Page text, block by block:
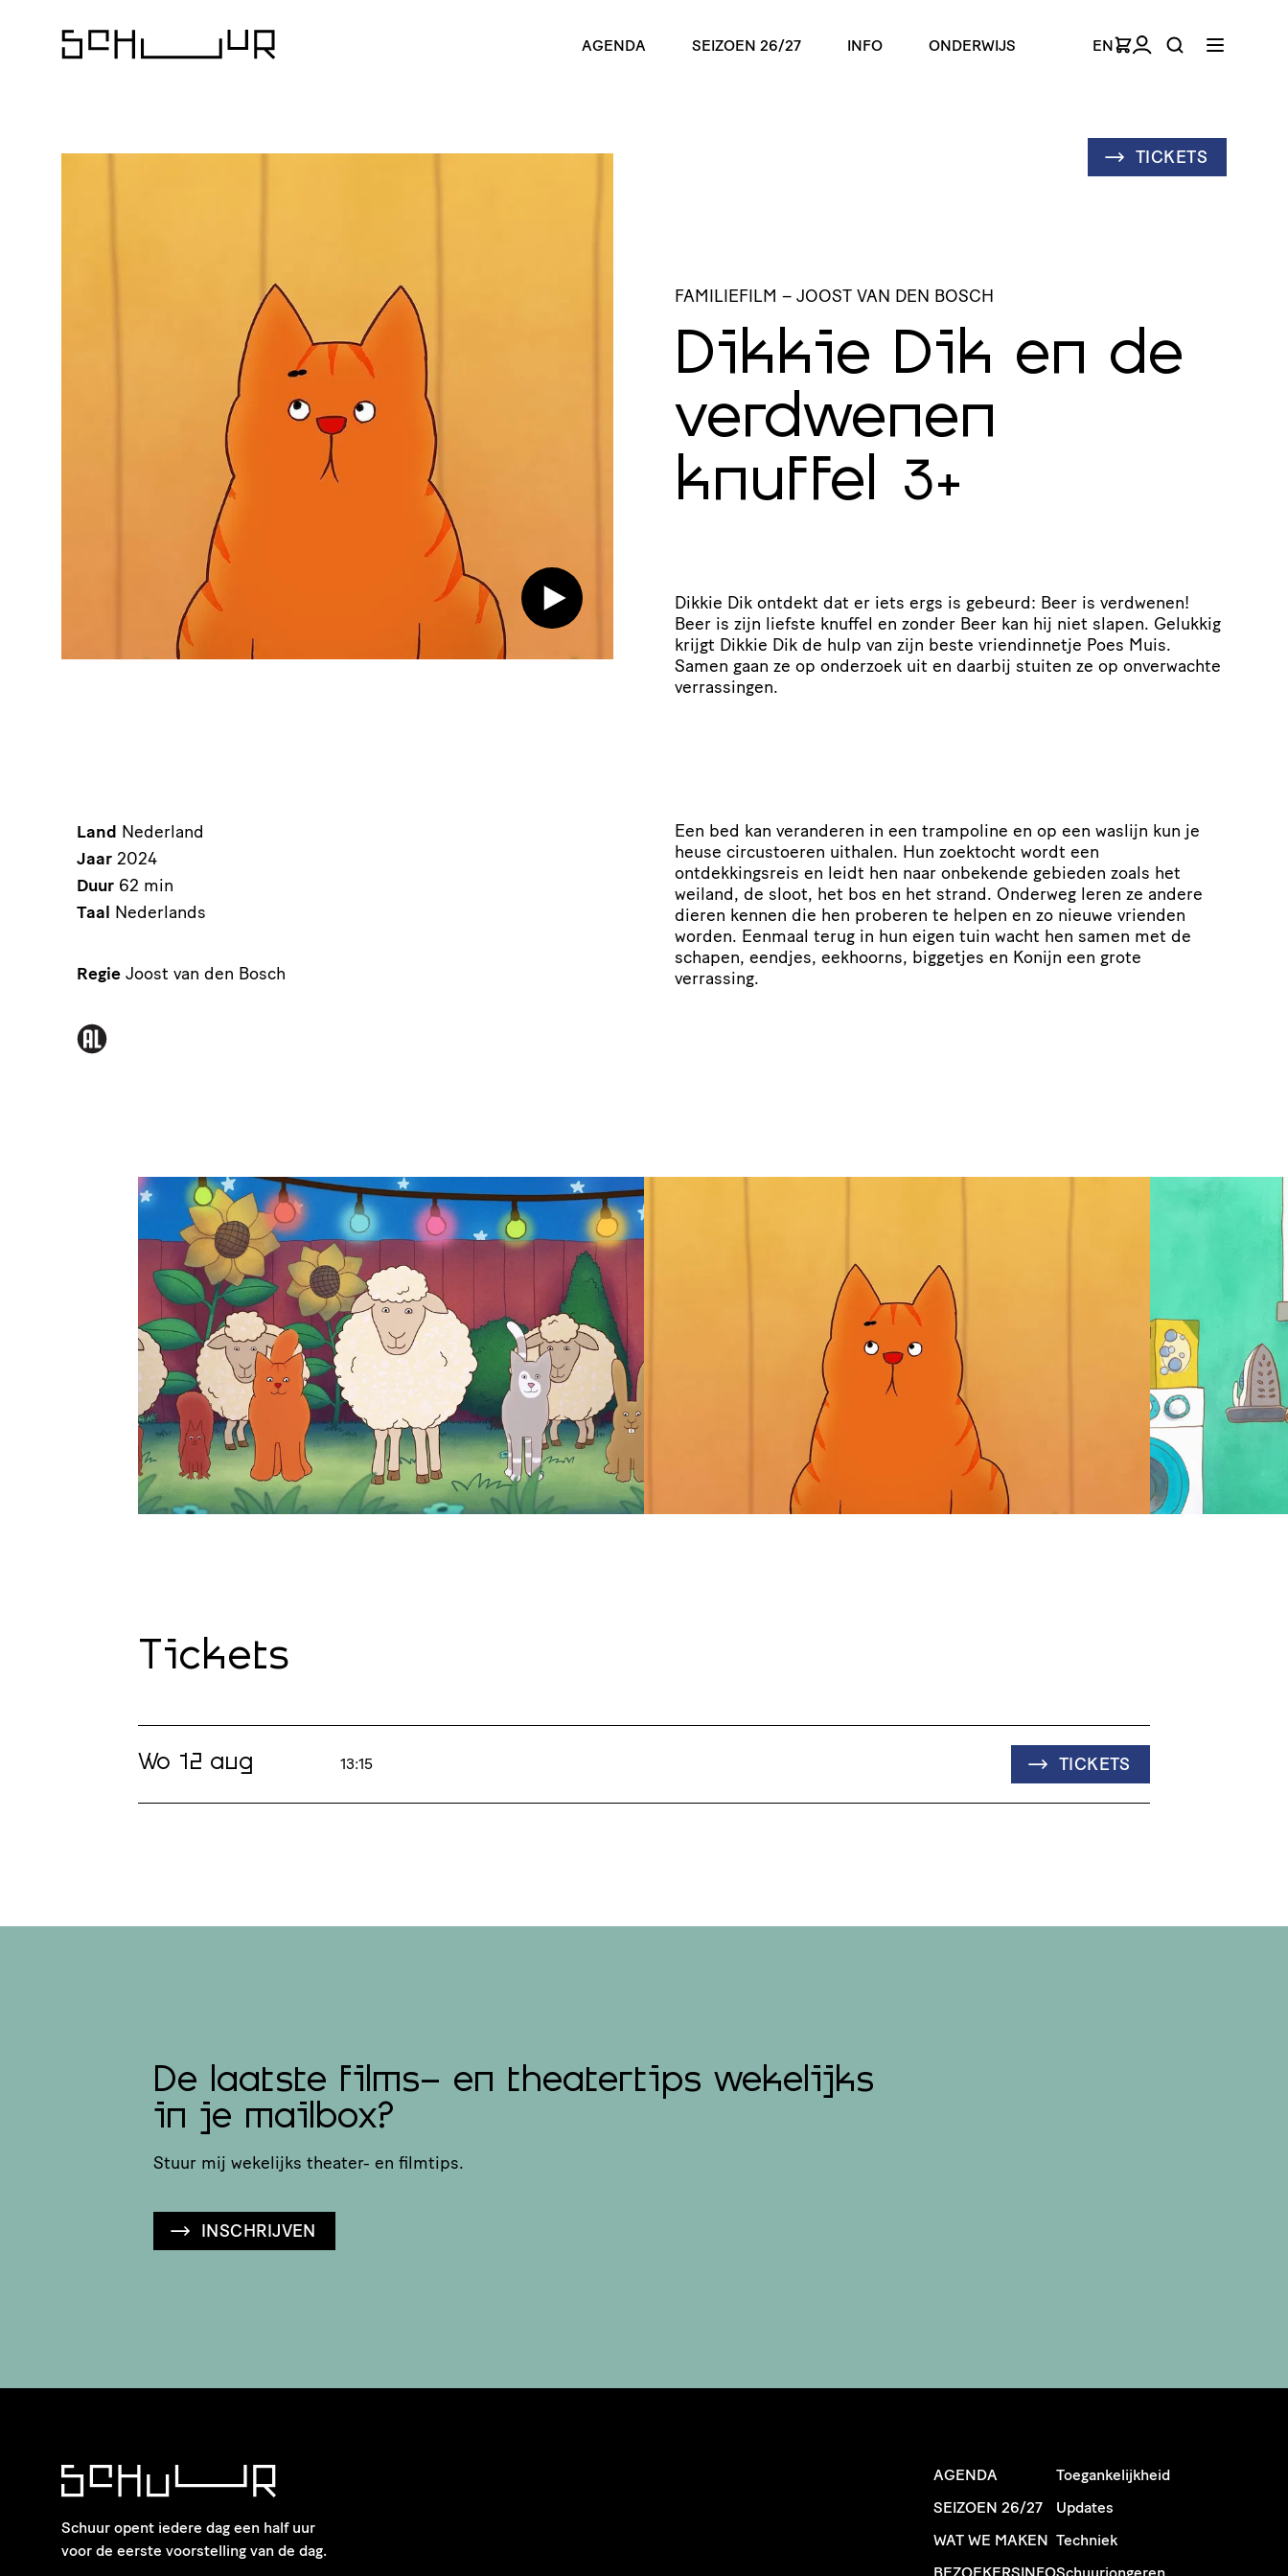
AGENDA SEIZOEN 26/27 INFO ONDERWIJS EN
TICKETS
FAMILIEFILM – JOOST VAN DEN BOSCH
Dikkie Dik en de
verdwenen
knuffel 3+
Dikkie Dik ontdekt dat er iets ergs is gebeurd: Beer is verdwenen!
Beer is zijn liefste knuffel en zonder Beer kan hij niet slapen. Gelukkig
krijgt Dikkie Dik de hulp van zijn beste vriendinnetje Poes Muis.
Samen gaan ze op onderzoek uit en daarbij stuiten ze op onverwachte
verrassingen.
Een bed kan veranderen in een trampoline en op een waslijn kun je
heuse circustoeren uithalen. Hun zoektocht wordt een
ontdekkingsreis en leidt hen naar onbekende gebieden zoals het
weiland, de sloot, het bos en het strand. Onderweg leren ze andere
dieren kennen die hen proberen te helpen en zo nieuwe vrienden
worden. Eenmaal terug in hun eigen tuin wacht hen samen met de
schapen, eendjes, eekhoorns, biggetjes en Konijn een grote
verrassing.
Land Nederland
Jaar 2024
Duur 62 min
Taal Nederlands
Regie Joost van den Bosch
Tickets
Wo 12 aug 13:15 TICKETS
De laatste films- en theatertips wekelijks
in je mailbox?
Stuur mij wekelijks theater- en filmtips.
INSCHRIJVEN
Schuur opent iedere dag een half uur
voor de eerste voorstelling van de dag.
AGENDA
SEIZOEN 26/27
WAT WE MAKEN
Toegankelijkheid
Updates
Techniek